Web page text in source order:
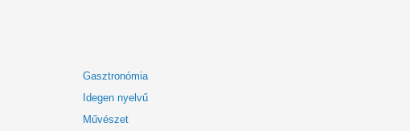
Gasztronómia
Idegen nyelvű
Művészet